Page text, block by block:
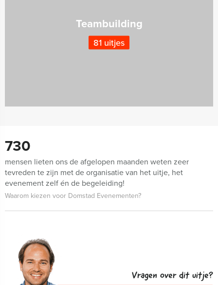
Teambuilding
81 uitjes
730
mensen lieten ons de afgelopen maanden weten zeer
tevreden te zijn met de organisatie van het uitje, het
evenement zelf én de begeleiding!
Waarom kiezen voor Domstad Evenementen?
Vragen over dit uitje?